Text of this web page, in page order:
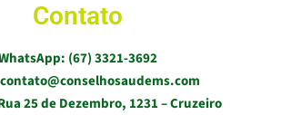
Contato
(67) 3321-3692
25 de Dezembro, 1231 – Cruzeiro